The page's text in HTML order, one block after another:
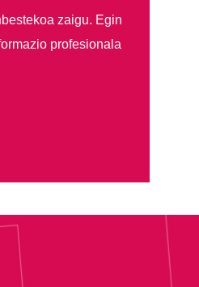
zaigu. Egin
profesionala